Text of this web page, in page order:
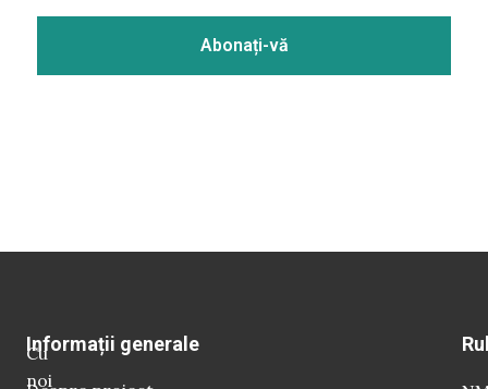
Cu
noi
Informații generale